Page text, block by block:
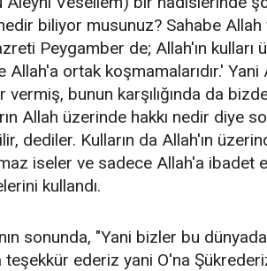
biliyor musunuz? Sahabe
Peygamber de; Allah'ın kulları
Allah'a ortak koşmamalarıdır.'
vermiş, bunun karşılığında da
Allah üzerinde hakkı nedir diye
dediler. Kulların da Allah'ın
iseler ve sadece Allah'a ibadet
kullandı.
sonunda, "Yani bizler bu
teşekkür ederiz yani O'na